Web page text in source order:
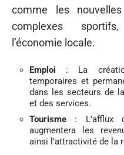
comme les
complexes
l’économie locale.
Emploi : La
temporaires et
dans les secteurs de
et des services.
Tourisme : L’afflux
augmentera les
ainsi l’attractivité de la